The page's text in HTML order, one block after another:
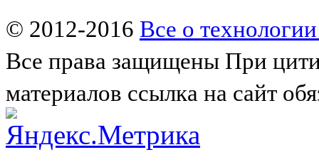
© 2012-2016 Все о
Все права защищены При
материалов ссылка на сайт